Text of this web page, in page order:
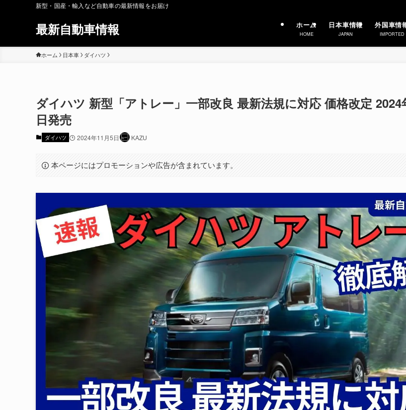
新型・国産・輸入など自動車の最新情報をお届け
最新自動車情報 ホーム
HOME
日本車情報
JAPAN
外国車情
IMPORTED
ホーム 日本車 ダイハツ
ダイハツ 新型「アトレー」一部改良 最新法規に対応 価格改定 2024
日発売
ダイハツ 2024年11月5日 KAZU
本ページにはプロモーションや広告が含まれています。